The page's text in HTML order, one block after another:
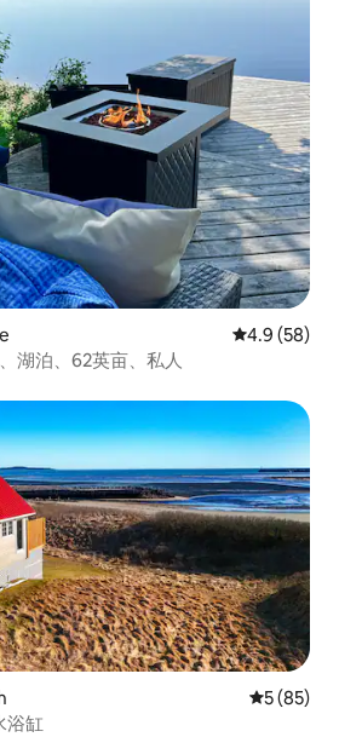
平均评分
4.9 (58)
湖泊、62英亩、私人
平均评分
5 (85)
浴缸